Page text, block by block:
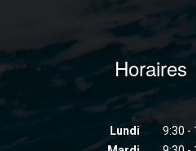
Horaires
Lundi
9:30 -